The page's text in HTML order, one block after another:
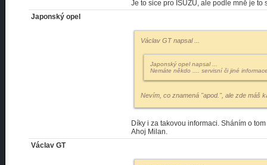
Je to sice pro ISUZU, ale podle mně je to
Japonský opel
Václav GT napsal...
Japonský opel napsal...
Nemáte někdo .... servisní či jiné
Nevím, co znamená "apod.", ale zde máš
Díky i za takovou informaci. Sháním o
Ahoj Milan.
Václav GT